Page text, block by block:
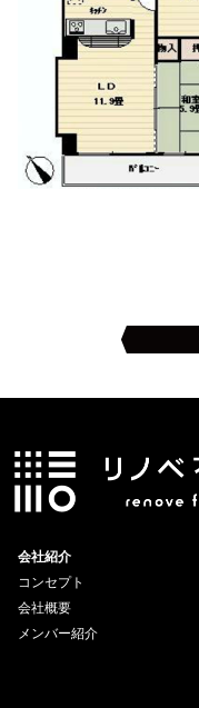
会社紹介
コンセプト
会社概要
メンバー紹介